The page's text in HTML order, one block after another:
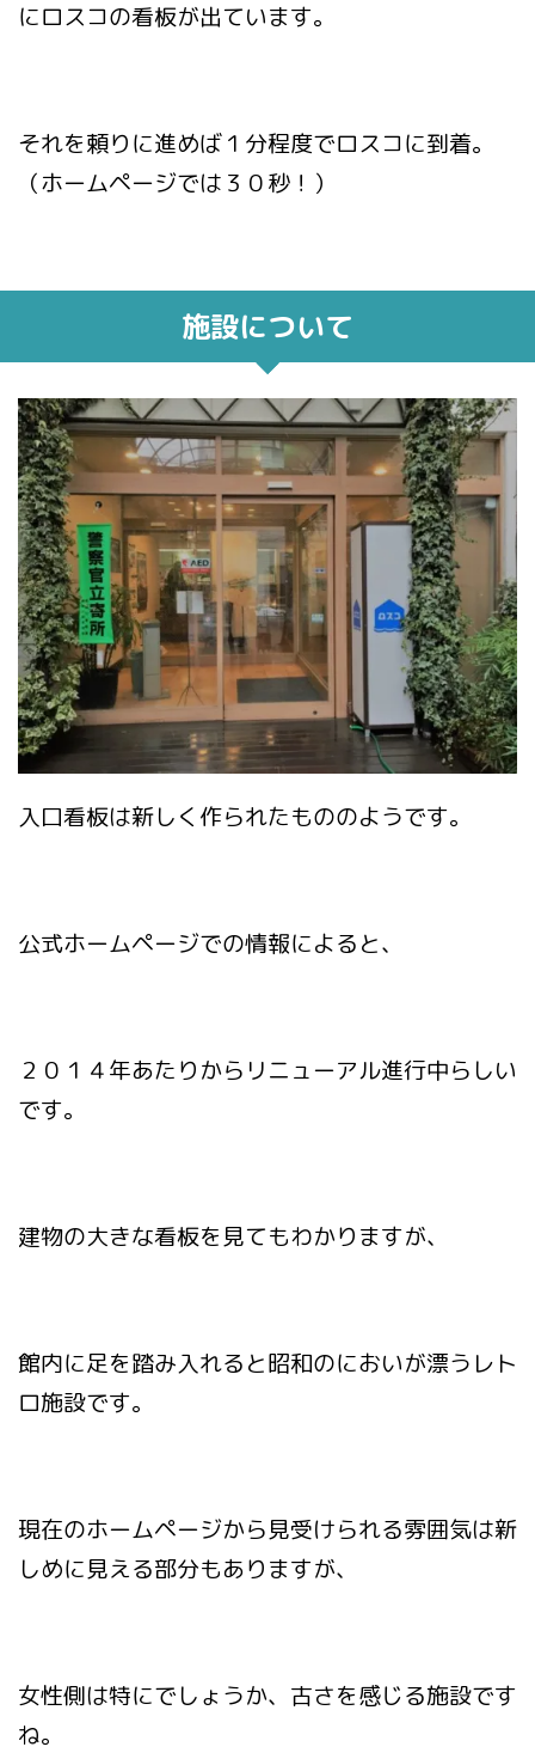
にロスコの看板が出ています。
それを頼りに進めば１分程度でロスコに到着。
（ホームページでは３０秒！）
施設について
入口看板は新しく作られたもののようです。
公式ホームページでの情報によると、
２０１４年あたりからリニューアル進行中らしい
です。
建物の大きな看板を見てもわかりますが、
館内に足を踏み入れると昭和のにおいが漂うレト
ロ施設です。
現在のホームページから見受けられる雰囲気は新
しめに見える部分もありますが、
女性側は特にでしょうか、古さを感じる施設です
ね。